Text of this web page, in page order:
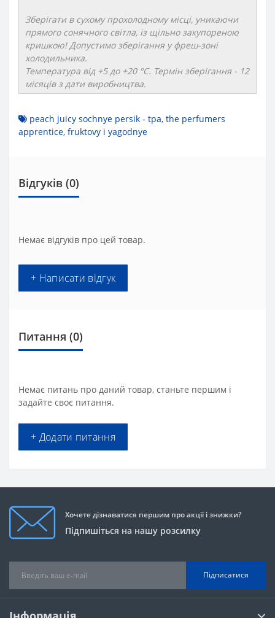
Зберігати в сухому прохолодному місці, уникаючи
прямого сонячного світла, із щільно закупореною
кришкою! Допустимо зберігання у фреш-зоні
холодильника.
Температура від +5 до +20 °C. Термін зберігання - 12
місяців з дати виробництва.
peach juicy sochnye persik - tpa, the perfumers
apprentice, fruktovy i yagodnye
Відгуків (0)
Немає відгуків про цей товар.
+ Написати відгук
Питання (0)
Немає питань про даний товар, станьте першим і
задайте своє питання.
+ Додати питання
Хочете дізнаватися першим про акції і знижки?
Підпишіться на нашу розсилку
Підписатися